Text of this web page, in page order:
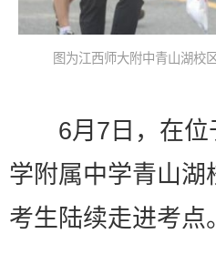
图为江西师大附中青山湖校
6月7日，在位
学附属中学青山湖
考生陆续走进考点。